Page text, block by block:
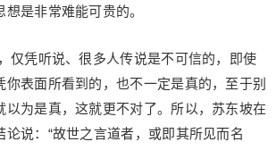
是非常难能可贵的。
仅凭听说、很多人传说是不可信的，即使
你表面所看到的，也不一定是真的，至于别
以为是真，这就更不对了。所以，苏东坡在
论说：“故世之言道者，或即其所见而名